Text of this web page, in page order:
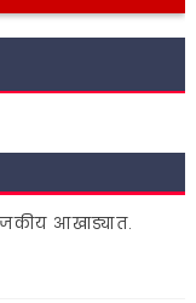
आखाड्यात.